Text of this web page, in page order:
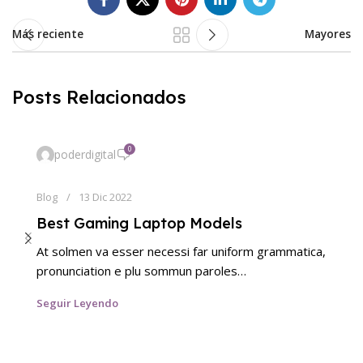
Más reciente Mayores
Posts Relacionados
poderdigital 0
Blog 13 Dic 2022
Best Gaming Laptop Models
At solmen va esser necessi far uniform grammatica,
pronunciation e plu sommun paroles…
Seguir Leyendo